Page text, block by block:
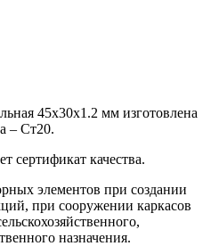
45х30х1.2 мм изготовлена
– Ст20.
сертификат качества.
элементов при создании
при сооружении каркасов
назначения.